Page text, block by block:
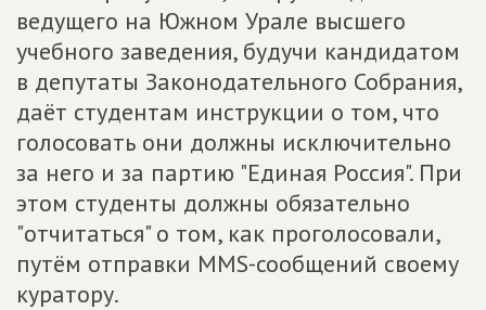
ведущего на Южном Урале высшего
учебного заведения, будучи кандидатом
в депутаты Законодательного Собрания,
даёт студентам инструкции о том, что
голосовать они должны исключительно
за него и за партию "Единая Россия". При
этом студенты должны обязательно
"отчитаться" о том, как проголосовали,
путём отправки MMS-сообщений своему
куратору.